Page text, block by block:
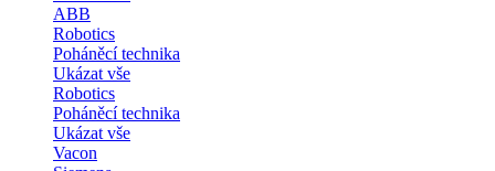
ABB
Robotics
Poháněcí technika
Ukázat vše
Robotics
Poháněcí technika
Ukázat vše
Vacon